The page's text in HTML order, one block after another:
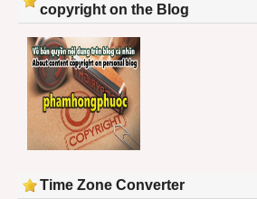
copyright on the Blog
Time Zone Converter